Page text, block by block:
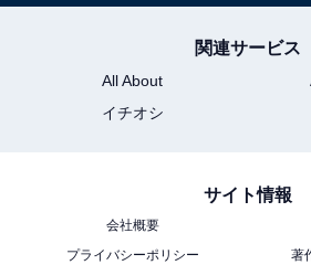
第1位：兼近大樹（EXIT）
関連サービス
All About
イチオシ
サイト情報
会社概要
プライバシーポリシー
著